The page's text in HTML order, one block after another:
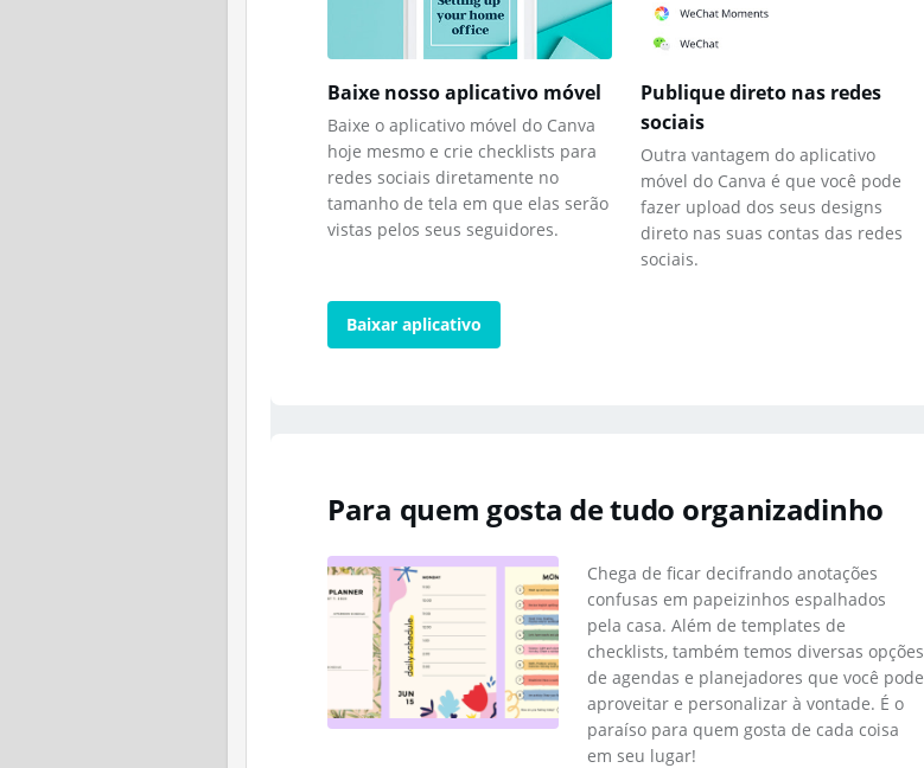
Baixe nosso aplicativo móvel
Baixe o aplicativo móvel do Canva
hoje mesmo e crie checklists para
redes sociais diretamente no
tamanho de tela em que elas serão
vistas pelos seus seguidores.
Publique direto nas redes
sociais
Outra vantagem do aplicativo
móvel do Canva é que você pode
fazer upload dos seus designs
direto nas suas contas das redes
sociais.
Baixar aplicativo
Para quem gosta de tudo organizadinho
Chega de ficar decifrando anotações
confusas em papeizinhos espalhados
pela casa. Além de templates de
checklists, também temos diversas opções
de agendas e planejadores que você pode
aproveitar e personalizar à vontade. É o
paraíso para quem gosta de cada coisa
em seu lugar!